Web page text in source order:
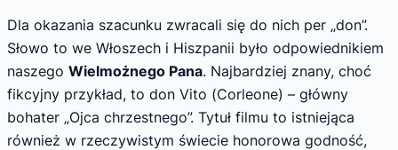
Dla okazania szacunku zwracali się do nich per „don”.
Słowo to we Włoszech i Hiszpanii było odpowiednikiem
naszego Wielmożnego Pana. Najbardziej znany, choć
fikcyjny przykład, to don Vito (Corleone) – główny
bohater „Ojca chrzestnego”. Tytuł filmu to istniejąca
również w rzeczywistym świecie honorowa godność,